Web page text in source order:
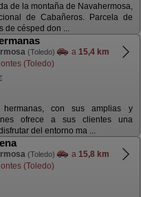
de la montaña de Navahermosa,
de Cabañeros. Parcela de
de césped don ...
(Toledo) a 15,4 km
(Toledo)
con sus amplias y
ofrece a sus clientes una
del entorno ma ...
(Toledo) a 15,8 km
(Toledo)